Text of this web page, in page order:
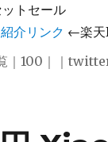
トセール
介リンク ←楽天
｜ 100 ｜｜